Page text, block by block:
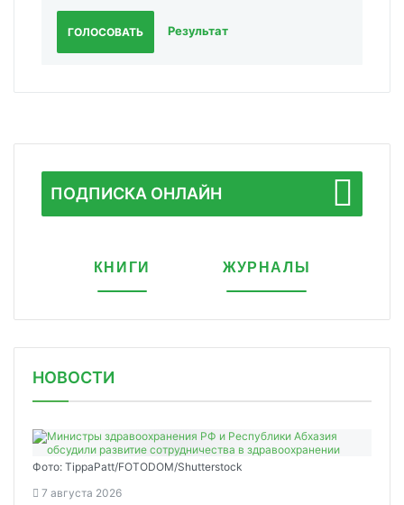
ГОЛОСОВАТЬ Результат
ПОДПИСКА ОНЛАЙН
КНИГИ ЖУРНАЛЫ
НОВОСТИ
Фото: TippaPatt/FOTODOM/Shutterstock
7 августа 2026